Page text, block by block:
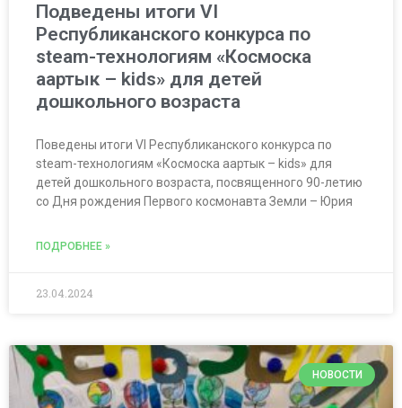
Подведены итоги VI
Республиканского конкурса по
steam-технологиям «Космоска
аартык – kids» для детей
дошкольного возраста
Поведены итоги VI Республиканского конкурса по
steam-технологиям «Космоска аартык – kids» для
детей дошкольного возраста, посвященного 90-летию
со Дня рождения Первого космонавта Земли – Юрия
ПОДРОБНЕЕ »
23.04.2024
НОВОСТИ